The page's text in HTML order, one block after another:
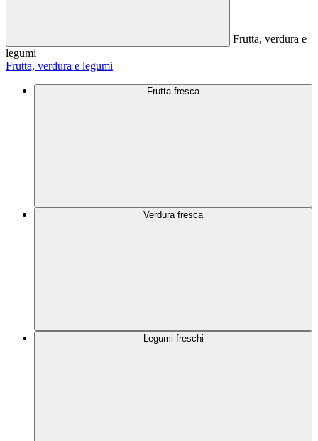
Frutta, verdura e
legumi
Frutta, verdura e legumi
Frutta fresca
Verdura fresca
Legumi freschi